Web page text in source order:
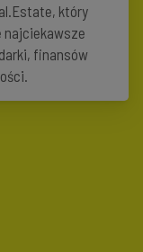
który
najciekawsze
finansów